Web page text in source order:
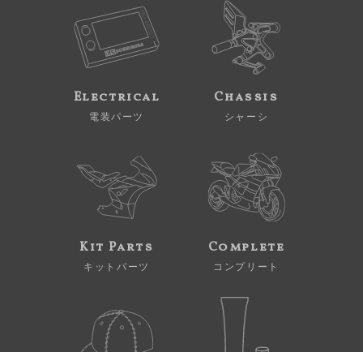
Electrical
電装パーツ
Chassis
シャーシ
Kit Parts
キットパーツ
Complete
コンプリート